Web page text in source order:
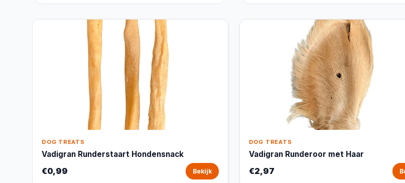
DOG TREATS
Vadigran Runderstaart Hondensnack
€0,99 Bekijk
DOG TREATS
Vadigran Runderoor met Haar
€2,97